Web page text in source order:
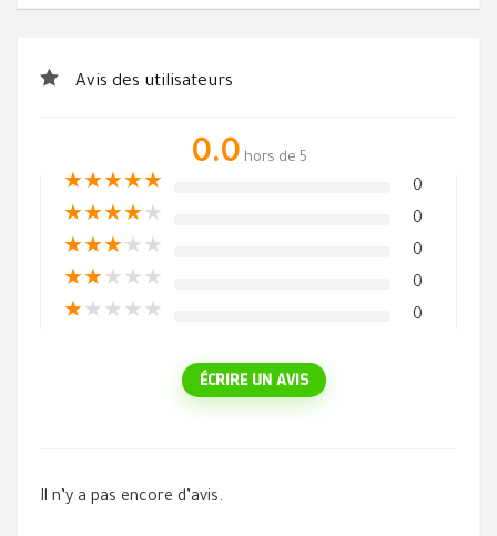
Avis des utilisateurs
0.0 hors de 5
★★★★★ 0
★★★★★ 0
★★★★ ★ 0
★★★ ★ ★ 0
★★ ★ ★ ★ 0
ÉCRIRE UN AVIS
Il n’y a pas encore d’avis.